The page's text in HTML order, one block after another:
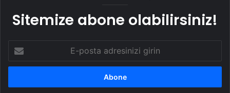
Sitemize abone olabilirsiniz!
posta
adresinizi